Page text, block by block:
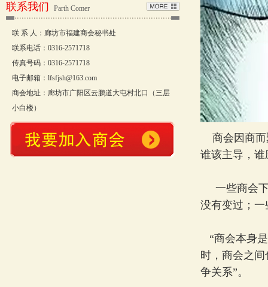
联系我们 Parth Comer
联 系 人：廊坊市福建商会秘书处
联系电话：0316-2571718
传真号码：0316-2571718
电子邮箱：lfsfjsh@163.com
商会地址：廊坊市广阳区云鹏道大屯村北口（三层
小白楼）
商会因商而
谁该主导，谁
一些商会下
没有变过；
“商会本身
时，商会之
争关系”。